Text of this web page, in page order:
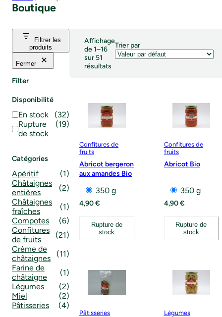
Boutique
Filtrer les
produits
Fermer
Filter
Disponibilité
ÉtatEn stock (32)
Rupture
de stock
(19)
Catégories
Apéritif
(1)
Châtaignes
entières
(2)
Châtaignes
fraîches
(1)
Compotes
(6)
Confitures
de fruits
(21)
Crème de
châtaignes
(11)
Farine de
châtaigne
(1)
Légumes
(2)
Miel
(2)
Pâtisseries
(4)
Affichage
de 1–16
sur 51
résultats
Trier par
Confitures de
fruits
Abricot bergeron
aux amandes Bio
350 g
4,90€
Rupture de
stock
Confitures de
fruits
Abricot Bio
350 g
4,90€
Rupture de
stock
Pâtisseries Légumes